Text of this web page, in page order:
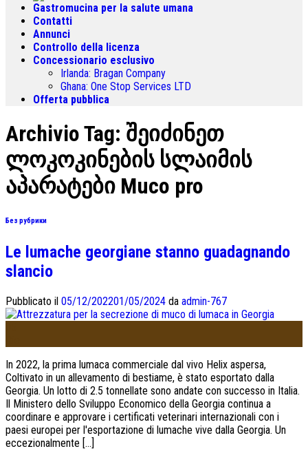
Gastromucina per la salute umana
Contatti
Annunci
Controllo della licenza
Concessionario esclusivo
Irlanda: Bragan Company
Ghana: One Stop Services LTD
Offerta pubblica
Archivio Tag: შეიძინეთ
ლოკოკინების სლაიმის
აპარატები Muco pro
Без рубрики
Le lumache georgiane stanno guadagnando
slancio
Pubblicato il 05/12/202201/05/2024 da admin-767
In 2022, la prima lumaca commerciale dal vivo Helix aspersa,
Coltivato in un allevamento di bestiame, è stato esportato dalla
Georgia. Un lotto di 2.5 tonnellate sono andate con successo in Italia.
Il Ministero dello Sviluppo Economico della Georgia continua a
coordinare e approvare i certificati veterinari internazionali con i
paesi europei per l'esportazione di lumache vive dalla Georgia. Un
eccezionalmente […]